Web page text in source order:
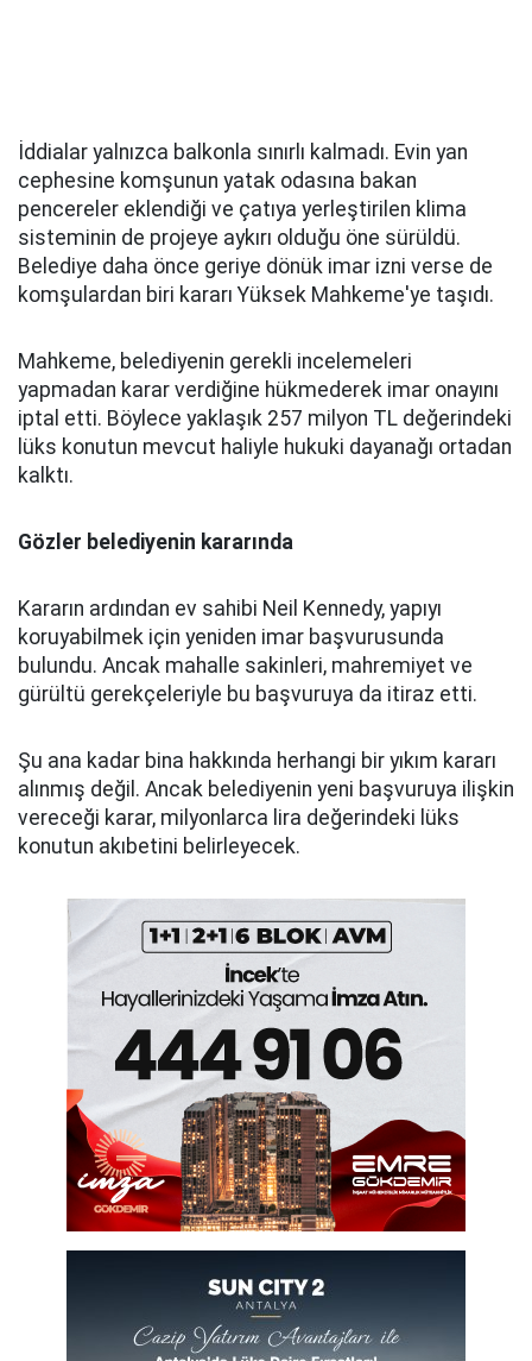
İddialar yalnızca balkonla sınırlı kalmadı. Evin yan
cephesine komşunun yatak odasına bakan
pencereler eklendiği ve çatıya yerleştirilen klima
sisteminin de projeye aykırı olduğu öne sürüldü.
Belediye daha önce geriye dönük imar izni verse de
komşulardan biri kararı Yüksek Mahkeme'ye taşıdı.
Mahkeme, belediyenin gerekli incelemeleri
yapmadan karar verdiğine hükmederek imar onayını
iptal etti. Böylece yaklaşık 257 milyon TL değerindeki
lüks konutun mevcut haliyle hukuki dayanağı ortadan
kalktı.
Gözler belediyenin kararında
Kararın ardından ev sahibi Neil Kennedy, yapıyı
koruyabilmek için yeniden imar başvurusunda
bulundu. Ancak mahalle sakinleri, mahremiyet ve
gürültü gerekçeleriyle bu başvuruya da itiraz etti.
Şu ana kadar bina hakkında herhangi bir yıkım kararı
alınmış değil. Ancak belediyenin yeni başvuruya ilişkin
vereceği karar, milyonlarca lira değerindeki lüks
konutun akıbetini belirleyecek.